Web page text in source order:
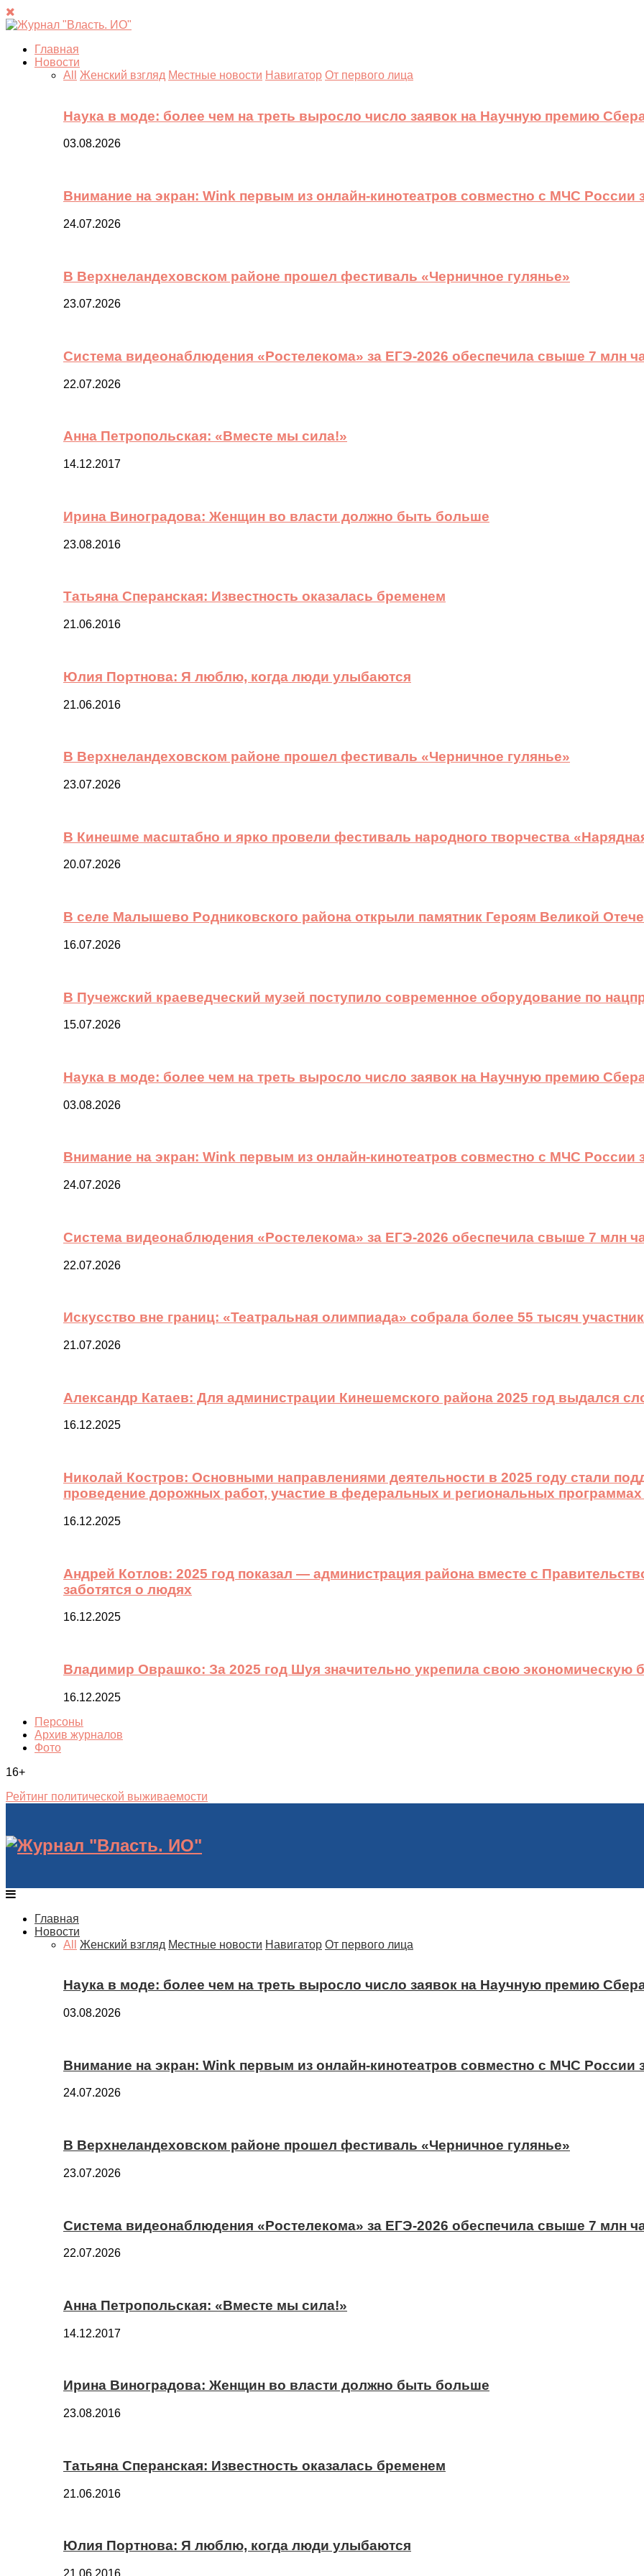
Главная
Новости
All
Женский взгляд Местные новости Навигатор От первого лица
Наука в моде: более чем на треть выросло число заявок на Научную премию
03.08.2026
Внимание на экран: Wink первым из онлайн-кинотеатров совместно с МЧС России
24.07.2026
В Верхнеландеховском районе прошел фестиваль «Черничное гулянье»
23.07.2026
Система видеонаблюдения «Ростелекома» за ЕГЭ-2026 обеспечила свыше 7 млн
22.07.2026
Анна Петропольская: «Вместе мы сила!»
14.12.2017
Ирина Виноградова: Женщин во власти должно быть больше
23.08.2016
Татьяна Сперанская: Известность оказалась бременем
21.06.2016
Юлия Портнова: Я люблю, когда люди улыбаются
21.06.2016
В Верхнеландеховском районе прошел фестиваль «Черничное гулянье»
23.07.2026
В Кинешме масштабно и ярко провели фестиваль народного творчества
20.07.2026
В селе Малышево Родниковского района открыли памятник Героям Великой
16.07.2026
В Пучежский краеведческий музей поступило современное оборудование по
15.07.2026
Наука в моде: более чем на треть выросло число заявок на Научную премию
03.08.2026
Внимание на экран: Wink первым из онлайн-кинотеатров совместно с МЧС России
24.07.2026
Система видеонаблюдения «Ростелекома» за ЕГЭ-2026 обеспечила свыше 7 млн
22.07.2026
Искусство вне границ: «Театральная олимпиада» собрала более 55 тысяч
21.07.2026
Александр Катаев: Для администрации Кинешемского района 2025 год выдался
16.12.2025
Николай Костров: Основными направлениями деятельности в 2025 году стали
проведение дорожных работ, участие в федеральных и региональных программах
16.12.2025
Андрей Котлов: 2025 год показал — администрация района вместе с
заботятся о людях
16.12.2025
Владимир Оврашко: За 2025 год Шуя значительно укрепила свою экономическую
16.12.2025
Персоны
Архив журналов
Фото
16+
Рейтинг политической выживаемости
Главная
Новости
All
Женский взгляд Местные новости Навигатор От первого лица
Наука в моде: более чем на треть выросло число заявок на Научную премию
03.08.2026
Внимание на экран: Wink первым из онлайн-кинотеатров совместно с МЧС России
24.07.2026
В Верхнеландеховском районе прошел фестиваль «Черничное гулянье»
23.07.2026
Система видеонаблюдения «Ростелекома» за ЕГЭ-2026 обеспечила свыше 7 млн
22.07.2026
Анна Петропольская: «Вместе мы сила!»
14.12.2017
Ирина Виноградова: Женщин во власти должно быть больше
23.08.2016
Татьяна Сперанская: Известность оказалась бременем
21.06.2016
Юлия Портнова: Я люблю, когда люди улыбаются
21.06.2016